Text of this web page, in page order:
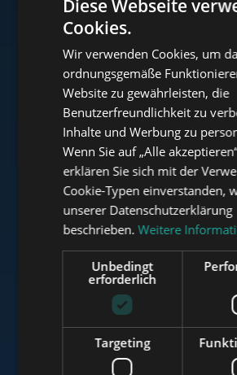
www.tower-investments.com
www.towerassistance.com
www.towerconsulting.hu
www.mybudapesthome.com
Diese Webseite
Cookies.
Wir verwenden Cookies, um
ordnungsgemäße
Website zu gewährleisten, die
Benutzerfreundlichkeit zu
Inhalte und Werbung zu
Wenn Sie auf „Alle
erklären Sie sich mit der
Cookie-Typen einverstanden,
unserer Datenschutzerklärung
beschrieben. Weitere
Unbedingt
erforderlich
Targeting